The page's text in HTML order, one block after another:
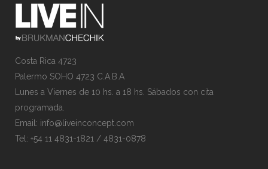
Costa Rica 4723
Palermo SOHO 4723 C.A.B.A
Lunes a Viernes de 10 hs. a 18 hs. Sábados con cita
programada.
Email: info@liveinconcept.com
Tel: +54 11 4831-1821 / 4831-0878